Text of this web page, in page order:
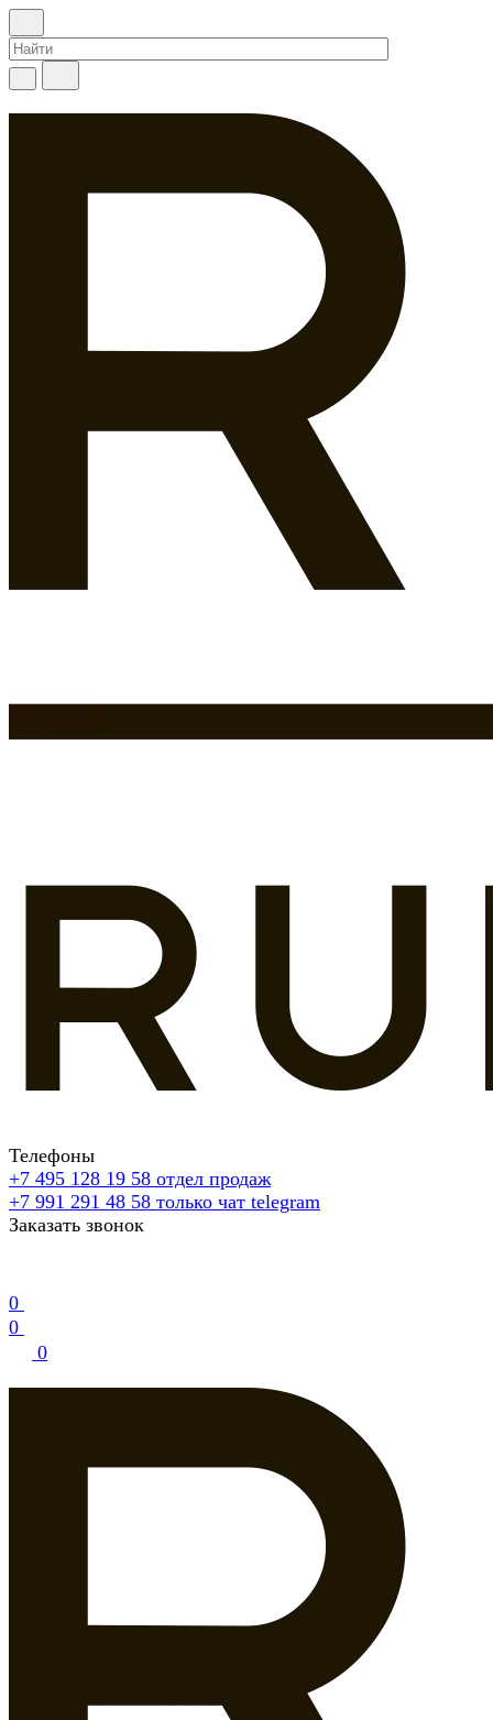
Телефоны
+7 495 128 19 58 отдел продаж
+7 991 291 48 58 только чат telegram
Заказать звонок
0
0
0